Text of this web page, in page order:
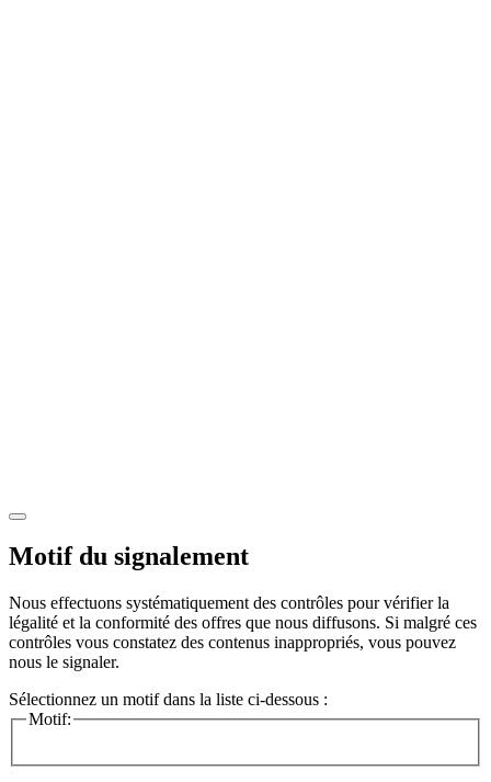
Motif du signalement
Nous effectuons systématiquement des contrôles pour vérifier la
légalité et la conformité des offres que nous diffusons. Si malgré ces
contrôles vous constatez des contenus inappropriés, vous pouvez
nous le signaler.
Sélectionnez un motif dans la liste ci-dessous :
Motif: